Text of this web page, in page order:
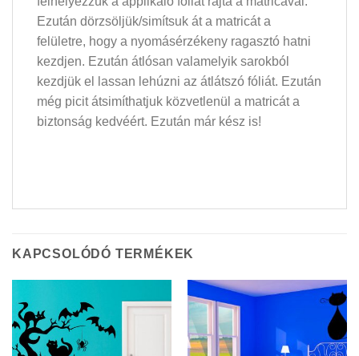
Ezután dörzsöljük/simítsuk át a matricát a
felületre, hogy a nyomásérzékeny ragasztó hatni
kezdjen. Ezután átlósan valamelyik sarokból
kezdjük el lassan lehúzni az átlátszó fóliát. Ezután
még picit átsimíthatjuk közvetlenül a matricát a
biztonság kedvéért. Ezután már kész is!
KAPCSOLÓDÓ TERMÉKEK